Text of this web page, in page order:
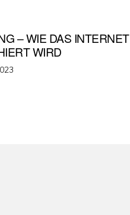
– WIE DAS INTERNET
WIRD